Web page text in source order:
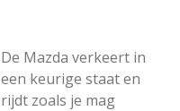
De Mazda verkeert in
een keurige staat en
rijdt zoals je mag